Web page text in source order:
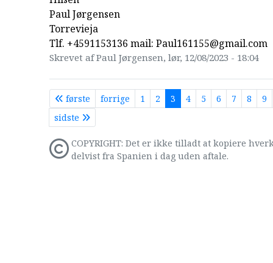
Paul Jørgensen
Torrevieja
Tlf. +4591153136 mail: Paul161155@gmail.com
Skrevet af Paul Jørgensen, lør, 12/08/2023 - 18:04
første forrige 1 2 3 4 5 6 7 8
9
sidste
COPYRIGHT: Det er ikke tilladt at kopiere
delvist fra Spanien i dag uden aftale.